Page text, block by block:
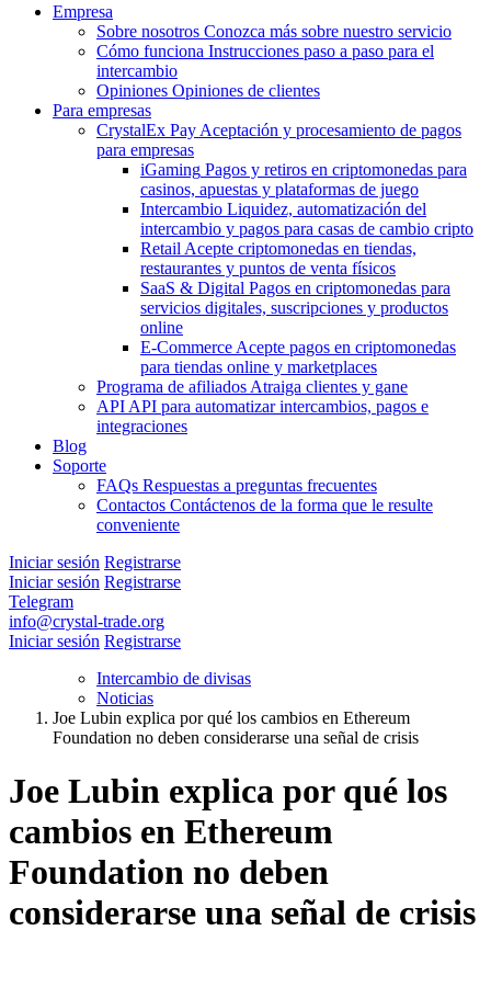
Empresa
Sobre nosotros Conozca más sobre nuestro servicio
Cómo funciona Instrucciones paso a paso para el
intercambio
Opiniones Opiniones de clientes
Para empresas
CrystalEx Pay Aceptación y procesamiento de pagos
para empresas
iGaming Pagos y retiros en criptomonedas para
casinos, apuestas y plataformas de juego
Intercambio Liquidez, automatización del
intercambio y pagos para casas de cambio cripto
Retail Acepte criptomonedas en tiendas,
restaurantes y puntos de venta físicos
SaaS & Digital Pagos en criptomonedas para
servicios digitales, suscripciones y productos
online
E-Commerce Acepte pagos en criptomonedas
para tiendas online y marketplaces
Programa de afiliados Atraiga clientes y gane
API API para automatizar intercambios, pagos e
integraciones
Blog
Soporte
FAQs Respuestas a preguntas frecuentes
Contactos Contáctenos de la forma que le resulte
conveniente
Iniciar sesión Registrarse
Iniciar sesión Registrarse
Telegram
info@crystal-trade.org
Iniciar sesión Registrarse
Intercambio de divisas
Noticias
Joe Lubin explica por qué los cambios en Ethereum
Foundation no deben considerarse una señal de crisis
Joe Lubin explica por qué los
cambios en Ethereum
Foundation no deben
considerarse una señal de crisis